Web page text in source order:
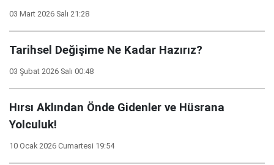
03 Mart 2026 Salı 21:28
Tarihsel Değişime Ne Kadar Hazırız?
03 Şubat 2026 Salı 00:48
Hırsı Aklından Önde Gidenler ve Hüsrana
Yolculuk!
10 Ocak 2026 Cumartesi 19:54